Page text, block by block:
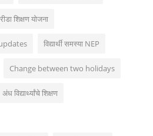
शिक्षण योजना
विद्यार्थी समस्या NEP
Change between two holidays
अंध विद्यार्थ्यांचे शिक्षण